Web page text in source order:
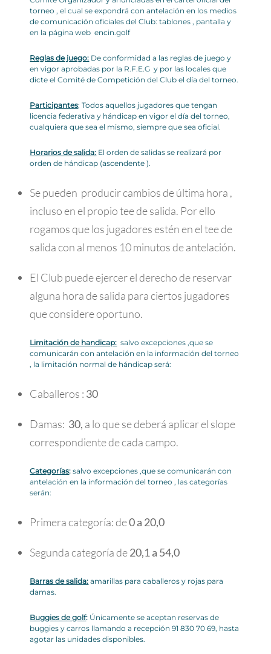
torneo , el cual se expondrá con antelación en los medios
de comunicación oficiales del Club: tablones , pantalla y
en la página web encin.golf
Reglas de juego: De conformidad a las reglas de juego y
en vigor aprobadas por la R.F.E.G y por las locales que
dicte el Comité de Competición del Club el día del torneo.
Participantes: Todos aquellos jugadores que tengan
licencia federativa y hándicap en vigor el día del torneo,
cualquiera que sea el mismo, siempre que sea oficial.
Horarios de salida: El orden de salidas se realizará por
orden de hándicap (ascendente ).
Se pueden producir cambios de última hora ,
incluso en el propio tee de salida. Por ello
rogamos que los jugadores estén en el tee de
salida con al menos 10 minutos de antelación.
El Club puede ejercer el derecho de reservar
alguna hora de salida para ciertos jugadores
que considere oportuno.
Limitación de handicap: salvo excepciones ,que se
comunicarán con antelación en la información del torneo
, la limitación normal de hándicap será:
Caballeros : 30
Damas: 30, a lo que se deberá aplicar el slope
correspondiente de cada campo.
Categorías:salvo excepciones ,que se comunicarán con
antelación en la información del torneo , las categorías
serán:
Primera categoría: de0 a 20,0
Segunda categoría de20,1 a 54,0
Barras de salida: amarillas para caballeros y rojas para
damas.
Buggies de golf: Únicamente se aceptan reservas de
buggies y carros llamando a recepción 91 830 70 69, hasta
agotar las unidades disponibles.